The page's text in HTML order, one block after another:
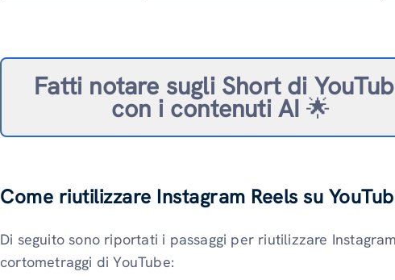
Fatti notare sugli Short di
con i contenuti AI 🌟
Come riutilizzare Instagram Reels su
Di seguito sono riportati i passaggi per riutilizzare
cortometraggi di YouTube: